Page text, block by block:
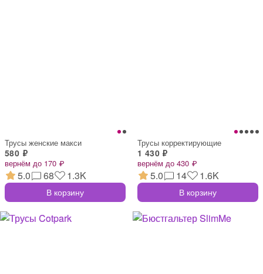
Трусы женские макси
580 ₽
вернём до 170 ₽
5.0 68 1.3K
В корзину
Трусы корректирующие
1 430 ₽
вернём до 430 ₽
5.0 14 1.6K
В корзину